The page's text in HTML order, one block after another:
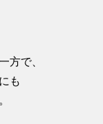
方で、
も